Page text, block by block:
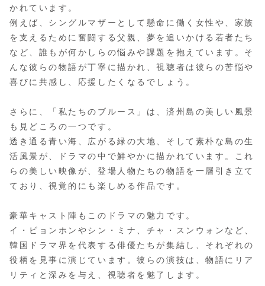
かれています。
例えば、シングルマザーとして懸命に働く女性や、家族
を支えるために奮闘する父親、夢を追いかける若者たち
など、誰もが何かしらの悩みや課題を抱えています。そ
んな彼らの物語が丁寧に描かれ、視聴者は彼らの苦悩や
喜びに共感し、応援したくなるでしょう。
さらに、「私たちのブルース」は、済州島の美しい風景
も見どころの一つです。
透き通る青い海、広がる緑の大地、そして素朴な島の生
活風景が、ドラマの中で鮮やかに描かれています。これ
らの美しい映像が、登場人物たちの物語を一層引き立て
ており、視覚的にも楽しめる作品です。
豪華キャスト陣もこのドラマの魅力です。
イ・ビョンホンやシン・ミナ、チャ・スンウォンなど、
韓国ドラマ界を代表する俳優たちが集結し、それぞれの
役柄を見事に演じています。彼らの演技は、物語にリア
リティと深みを与え、視聴者を魅了します。